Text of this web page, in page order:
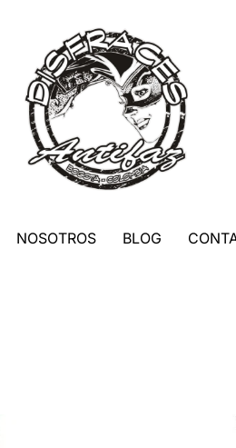
NOSOTROS BLOG